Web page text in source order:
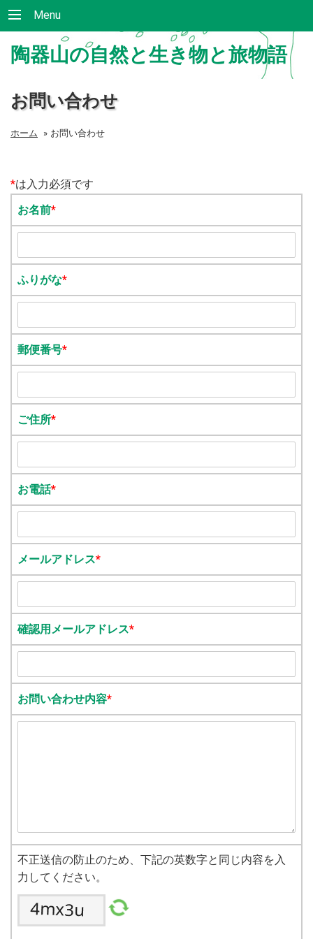
Menu
陶器山の自然と生き物と旅物語
お問い合わせ
ホーム » お問い合わせ
*は入力必須です
お名前*
ふりがな*
郵便番号*
ご住所*
お電話*
メールアドレス*
確認用メールアドレス*
お問い合わせ内容*
不正送信の防止のため、下記の英数字と同じ内容を入
力してください。